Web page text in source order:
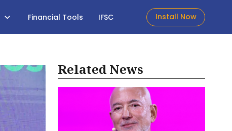
Financial Tools IFSC Install Now
Related News